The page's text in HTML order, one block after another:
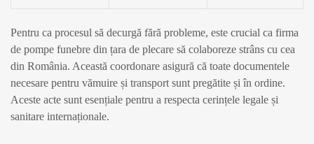
Pentru ca procesul să decurgă fără probleme, este crucial ca firma
de pompe funebre din țara de plecare să colaboreze strâns cu cea
din România. Această coordonare asigură că toate documentele
necesare pentru vămuire și transport sunt pregătite și în ordine.
Aceste acte sunt esențiale pentru a respecta cerințele legale și
sanitare internaționale.